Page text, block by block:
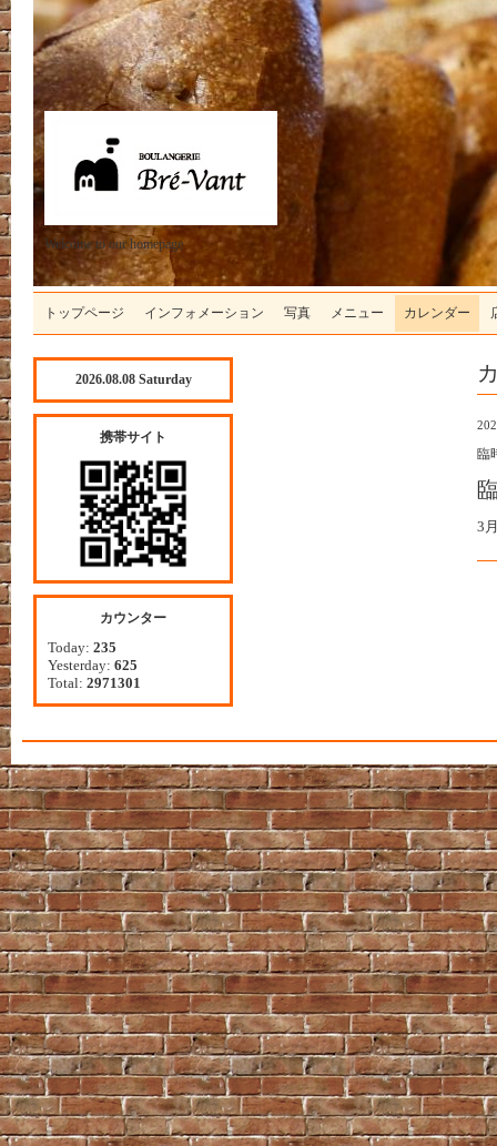
Welcome to our homepage
トップページ インフォメーション 写真 メニュー カレンダー
臨
3
2026.08.08 Saturday
携帯サイト
カウンター
Today: 235
Yesterday: 625
Total: 2971301